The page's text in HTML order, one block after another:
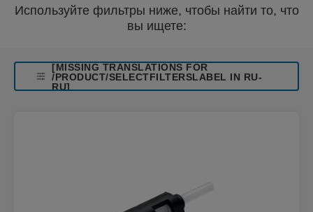
Используйте фильтры ниже, чтобы найти то, что
вы ищете:
[MISSING TRANSLATIONS FOR
/PRODUCT/SELECTFILTERSLABEL IN RU-
RU]